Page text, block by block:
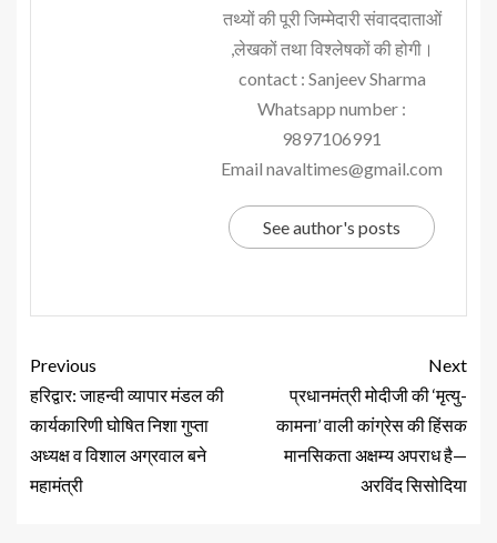
तथ्यों की पूरी जिम्मेदारी संवाददाताओं
,लेखकों तथा विश्लेषकों की होगी।
contact : Sanjeev Sharma
Whatsapp number :
9897106991
Email navaltimes@gmail.com
See author's posts
Previous
हरिद्वार: जाहन्वी व्यापार मंडल की
कार्यकारिणी घोषित निशा गुप्ता
अध्यक्ष व विशाल अग्रवाल बने
महामंत्री
Next
प्रधानमंत्री मोदीजी की ‘मृत्यु-
कामना’ वाली कांग्रेस की हिंसक
मानसिकता अक्षम्य अपराध है—
अरविंद सिसोदिया